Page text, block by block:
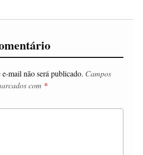
mail não será publicado. Campos
com *